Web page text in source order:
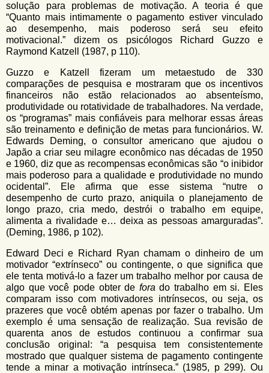
solução para problemas de motivação. A teoria é que
“Quanto mais intimamente o pagamento estiver vinculado
ao desempenho, mais poderoso será seu efeito
motivacional.” dizem os psicólogos Richard Guzzo e
Raymond Katzell (1987, p 110).
Guzzo e Katzell fizeram um metaestudo de 330
comparações de pesquisa e mostraram que os incentivos
financeiros não estão relacionados ao absenteísmo,
produtividade ou rotatividade de trabalhadores. Na verdade,
os “programas” mais confiáveis para melhorar essas áreas
são treinamento e definição de metas para funcionários. W.
Edwards Deming, o consultor americano que ajudou o
Japão a criar seu milagre econômico nas décadas de 1950
e 1960, diz que as recompensas econômicas são “o inibidor
mais poderoso para a qualidade e produtividade no mundo
ocidental”. Ele afirma que esse sistema “nutre o
desempenho de curto prazo, aniquila o planejamento de
longo prazo, cria medo, destrói o trabalho em equipe,
alimenta a rivalidade e… deixa as pessoas amarguradas”.
(Deming, 1986, p 102).
Edward Deci e Richard Ryan chamam o dinheiro de um
motivador “extrínseco” ou contingente, o que significa que
ele tenta motivá-lo a fazer um trabalho melhor por causa de
algo que você pode obter de fora do trabalho em si. Eles
comparam isso com motivadores intrínsecos, ou seja, os
prazeres que você obtém apenas por fazer o trabalho. Um
exemplo é uma sensação de realização. Sua revisão de
quarenta anos de estudos continuou a confirmar sua
conclusão original: “a pesquisa tem consistentemente
mostrado que qualquer sistema de pagamento contingente
tende a minar a motivação intrínseca.” (1985, p 299). Ou